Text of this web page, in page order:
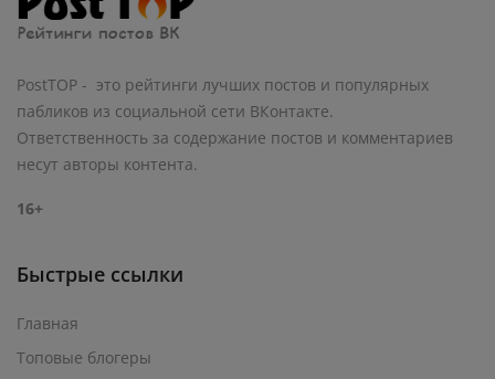
PostTOP - это рейтинги лучших постов и популярных
пабликов из социальной сети ВКонтакте.
Ответственность за содержание постов и комментариев
несут авторы контента.
16+
Быстрые ссылки
Главная
Топовые блогеры